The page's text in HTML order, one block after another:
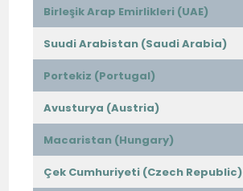
Birleşik Arap Emirlikleri (UAE)
Suudi Arabistan (Saudi Arabia)
Portekiz (Portugal)
Avusturya (Austria)
Macaristan (Hungary)
Çek Cumhuriyeti (Czech Republic)